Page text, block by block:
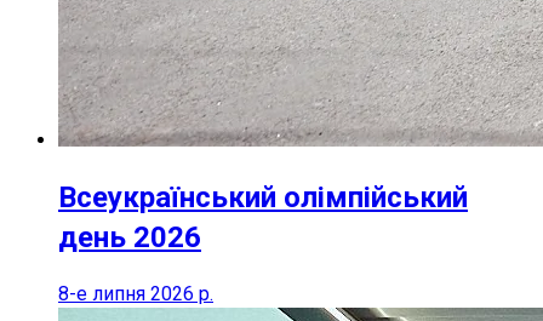
Всеукраїнський олімпійський
день 2026
8-е липня 2026 р.